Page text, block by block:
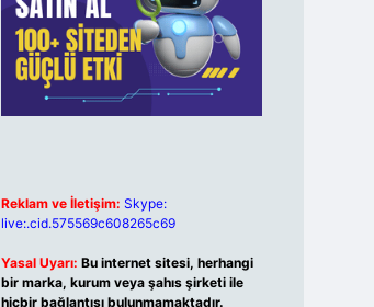
Reklam ve İletişim: Skype:
live:.cid.575569c608265c69
Yasal Uyarı: Bu internet sitesi, herhangi
bir marka, kurum veya şahıs şirketi ile
hiçbir bağlantısı bulunmamaktadır.